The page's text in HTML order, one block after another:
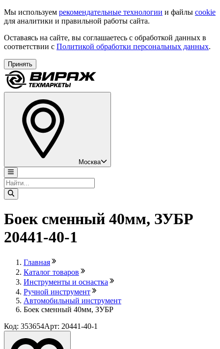
Мы используем рекомендательные технологии и файлы cookie
для аналитики и правильной работы сайта.
Оставаясь на сайте, вы соглашаетесь с обработкой данных в
соответствии с Политикой обработки персональных данных.
Принять
Москва
Боек сменный 40мм, ЗУБР
20441-40-1
Главная
Каталог товаров
Инструменты и оснастка
Ручной инструмент
Автомобильный инструмент
Боек сменный 40мм, ЗУБР
Код: 353654Арт: 20441-40-1